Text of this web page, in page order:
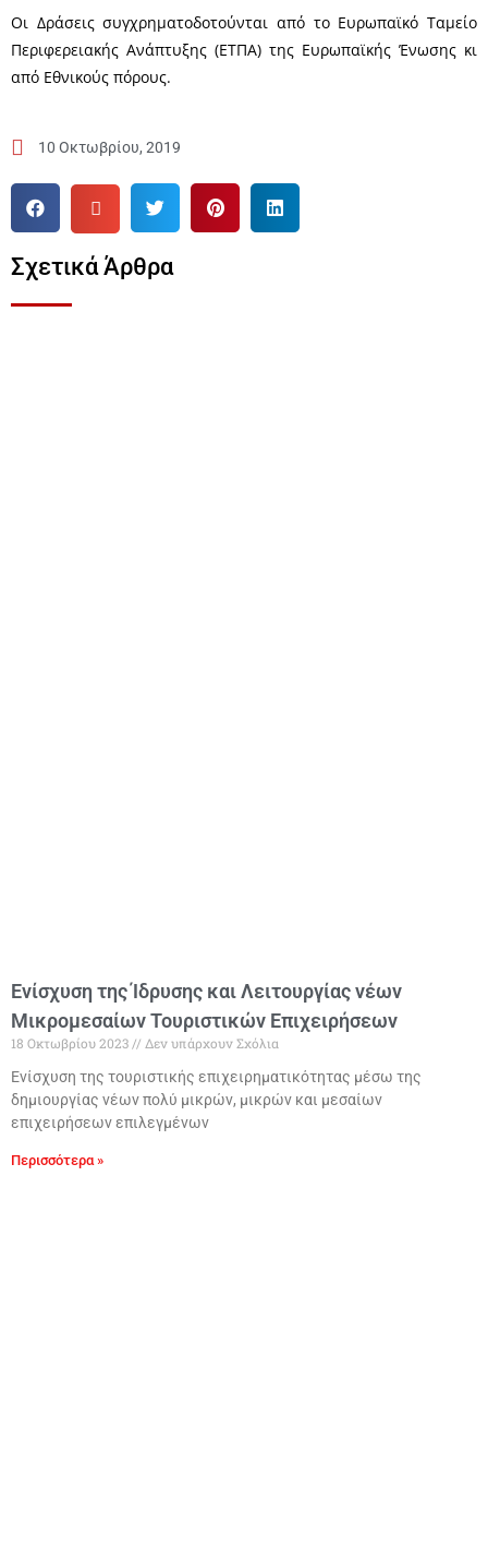
Οι Δράσεις συγχρηματοδοτούνται από το Ευρωπαϊκό Ταμείο
Περιφερειακής Ανάπτυξης (ΕΤΠΑ) της Ευρωπαϊκής Ένωσης κι
από Εθνικούς πόρους.
10 Οκτωβρίου, 2019
Σχετικά Άρθρα
Ενίσχυση της Ίδρυσης και Λειτουργίας νέων
Μικρομεσαίων Τουριστικών Επιχειρήσεων
18 Οκτωβρίου 2023
Δεν υπάρχουν Σχόλια
Ενίσχυση της τουριστικής επιχειρηματικότητας μέσω της
δημιουργίας νέων πολύ μικρών, μικρών και μεσαίων
επιχειρήσεων επιλεγμένων
Περισσότερα »